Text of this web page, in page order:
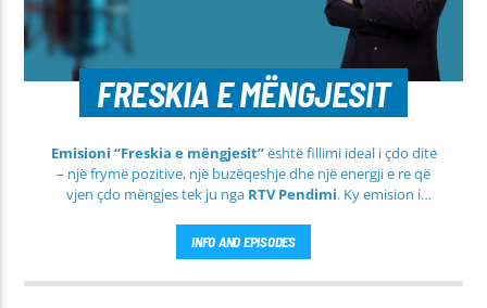
FRESKIA E MËNGJESIT
Emisioni “Freskia e mëngjesit”është fillimi ideal i çdo dite
– një frymë pozitive, një buzëqeshje dhe një energji e re që
vjen çdo mëngjes tek ju nga RTV Pendimi. Ky emision i
informues dhe më të ngrohtë, duke ju shoqëruar në orët e
para të ditës me përmbajtje të larmishme dhe të dobishme
për të gjithë familjen.
INFO AND EPISODES